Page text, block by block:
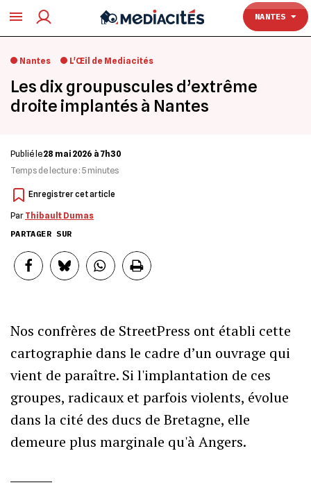
NANTES
TOULOUSE
Nantes L'Œil de Mediacités
Les dix groupuscules d’extrême
droite implantés à Nantes
Publié le28 mai 2026 à 7h30
Temps de lecture : 5 minutes
Par Thibault Dumas
PARTAGER SUR
Nos confrères de StreetPress ont établi cette
cartographie dans le cadre d’un ouvrage qui
vient de paraître. Si l'implantation de ces
groupes, radicaux et parfois violents, évolue
dans la cité des ducs de Bretagne, elle
demeure plus marginale qu'à Angers.